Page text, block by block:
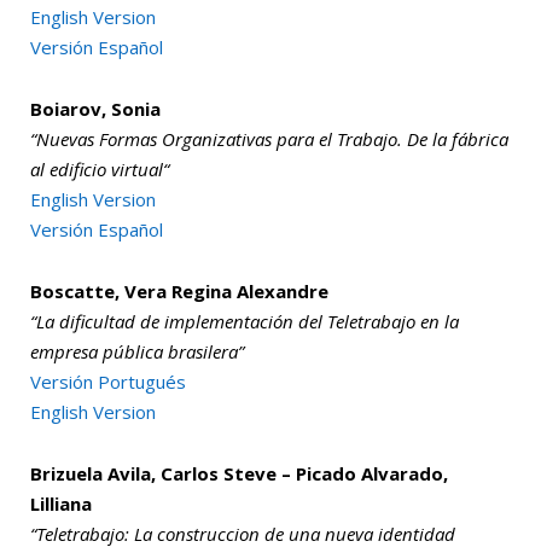
English Version
Versión Español
Boiarov, Sonia
“Nuevas Formas Organizativas para el Trabajo. De la fábrica
al edificio virtual“
English Version
Versión Español
Boscatte, Vera Regina Alexandre
“La dificultad de implementación del Teletrabajo en la
empresa pública brasilera”
Versión Portugués
English Version
Brizuela Avila, Carlos Steve – Picado Alvarado,
Lilliana
“Teletrabajo: La construccion de una nueva identidad